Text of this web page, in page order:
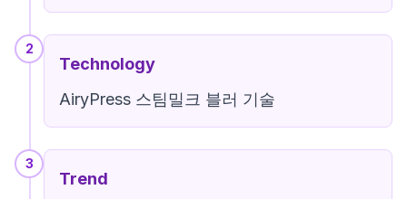
2
Technology
AiryPress 스팀밀크 블러 기술
3
Trend